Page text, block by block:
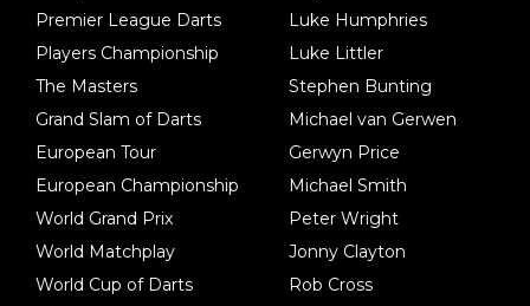
Premier League Darts
Players Championship
The Masters
Grand Slam of Darts
European Tour
European Championship
World Grand Prix
World Matchplay
World Cup of Darts
Luke Humphries
Luke Littler
Stephen Bunting
Michael van Gerwen
Gerwyn Price
Michael Smith
Peter Wright
Jonny Clayton
Rob Cross